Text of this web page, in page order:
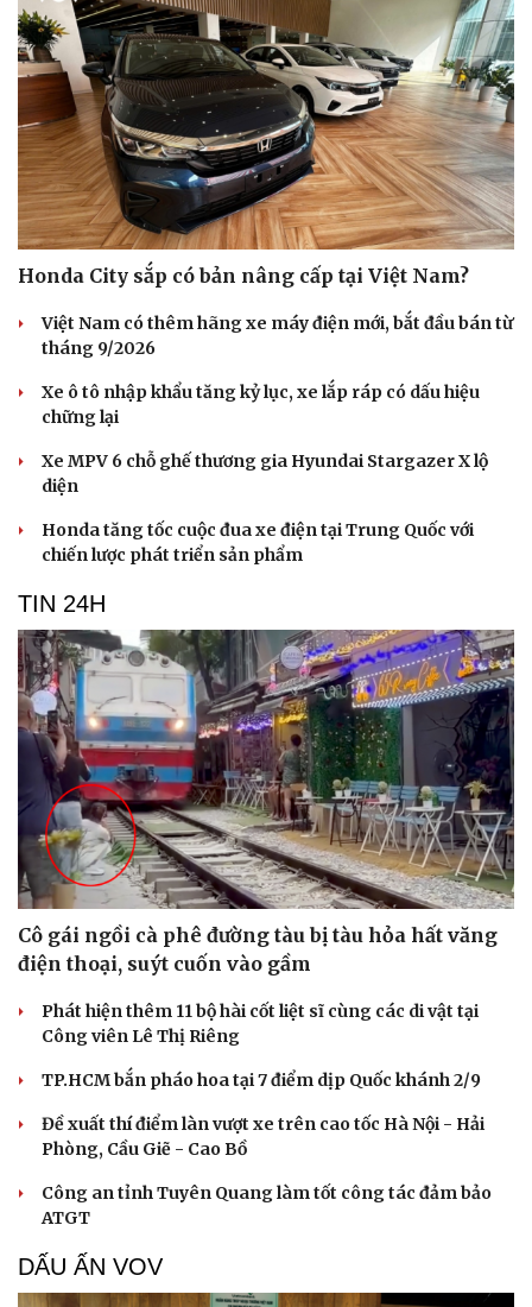
Honda City sắp có bản nâng cấp tại Việt Nam?
Việt Nam có thêm hãng xe máy điện mới, bắt đầu bán từ
tháng 9/2026
Xe ô tô nhập khẩu tăng kỷ lục, xe lắp ráp có dấu hiệu
chững lại
Xe MPV 6 chỗ ghế thương gia Hyundai Stargazer X lộ
diện
Honda tăng tốc cuộc đua xe điện tại Trung Quốc với
chiến lược phát triển sản phẩm
TIN 24H
Cô gái ngồi cà phê đường tàu bị tàu hỏa hất văng
điện thoại, suýt cuốn vào gầm
Phát hiện thêm 11 bộ hài cốt liệt sĩ cùng các di vật tại
Công viên Lê Thị Riêng
TP.HCM bắn pháo hoa tại 7 điểm dịp Quốc khánh 2/9
Đề xuất thí điểm làn vượt xe trên cao tốc Hà Nội - Hải
Phòng, Cầu Giẽ - Cao Bồ
Công an tỉnh Tuyên Quang làm tốt công tác đảm bảo
ATGT
DẤU ẤN VOV